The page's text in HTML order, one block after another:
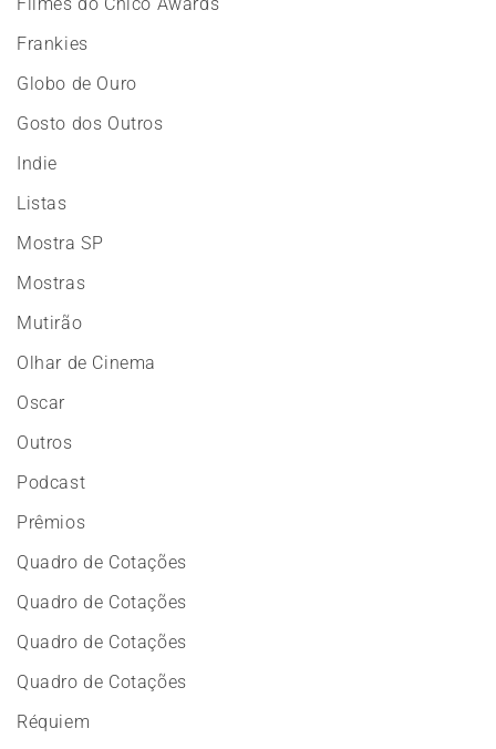
Frankies
Globo de Ouro
Gosto dos Outros
Indie
Listas
Mostra SP
Mostras
Mutirão
Olhar de Cinema
Oscar
Outros
Podcast
Prêmios
Quadro de Cotações
Quadro de Cotações
Quadro de Cotações
Quadro de Cotações
Réquiem